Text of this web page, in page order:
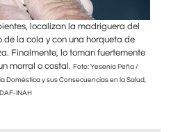
localizan la madriguera del
la cola y con una horqueta de
Finalmente, lo toman fuertemente
morral o costal. Foto: Yesenia Peña /
Doméstica y sus Consecuencias en la Salud,
DAF-INAH